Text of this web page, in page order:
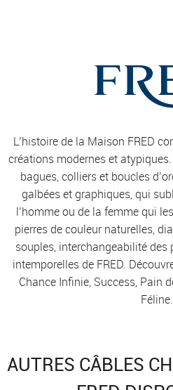
L’histoire de la Maison FRED
créations modernes et
bagues, colliers et boucles
galbées et graphiques, qui
l’homme ou de la femme qui
pierres de couleur naturelles,
souples, interchangeabilité des
intemporelles de FRED.
Chance Infinie, Success, Pain
Féline.
AUTRES CÂBLES